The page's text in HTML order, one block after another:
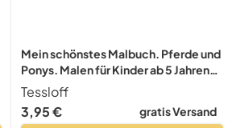
Mein schönstes Malbuch. Pferde und
Ponys. Malen für Kinder ab 5 Jahren
(Malbücher und -blöcke)
Tessloff
3,95 €
gratis Versand